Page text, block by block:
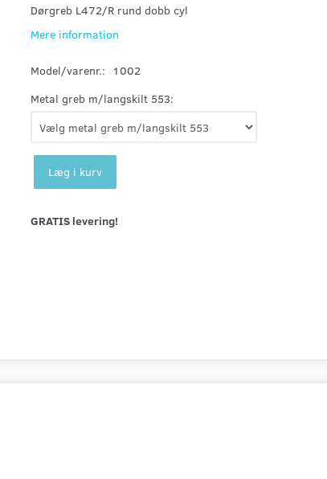
Dørgreb L472/R rund dobb cyl
Mere information
Model/varenr.:
1002
Metal greb m/langskilt 553:
Læg i kurv
GRATIS levering!